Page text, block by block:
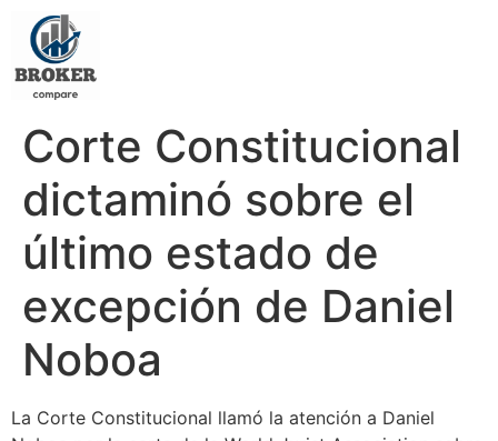
Corte Constitucional
dictaminó sobre el
último estado de
excepción de Daniel
Noboa
La Corte Constitucional llamó la atención a Daniel